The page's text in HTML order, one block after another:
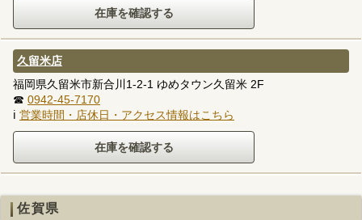
久留米店
福岡県久留米市新合川1-2-1 ゆめタウン久留米 2F
☎ 0942-45-7170
ℹ 営業時間・店休日・アクセス情報はこちら
佐賀県